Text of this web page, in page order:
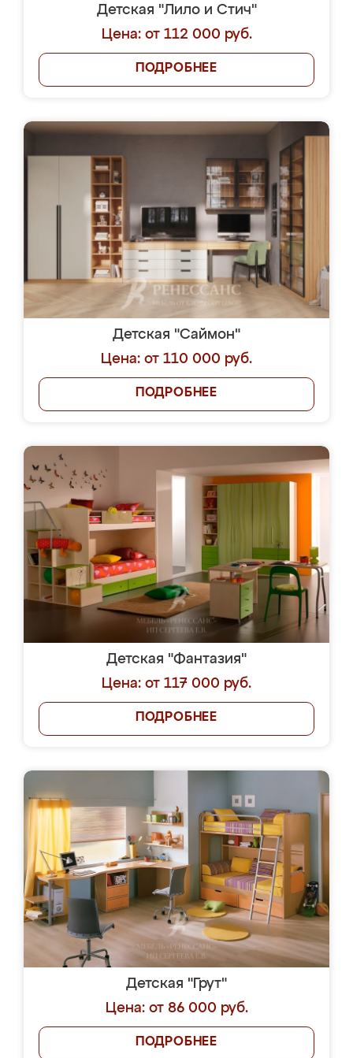
Детская "Лило и Стич"
Цена: от 112 000 руб.
ПОДРОБНЕЕ
Детская "Саймон"
Цена: от 110 000 руб.
ПОДРОБНЕЕ
Детская "Фантазия"
Цена: от 117 000 руб.
ПОДРОБНЕЕ
Детская "Грут"
Цена: от 86 000 руб.
ПОДРОБНЕЕ